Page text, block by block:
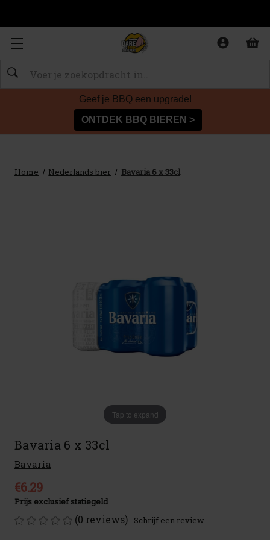
Zoeken
Geef je BBQ een upgrade!
ONTDEK BBQ BIEREN >
Home Nederlands bier Bavaria 6 x 33cl
Tap to expand
Bavaria 6 x 33cl
Bavaria
€6.29
Prijs exclusief statiegeld
(0 reviews) Schrijf een review